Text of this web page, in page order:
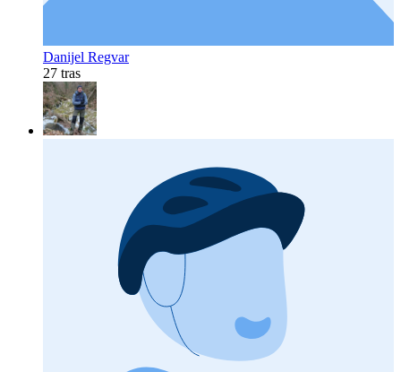
Danijel Regvar
27 tras